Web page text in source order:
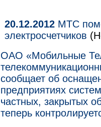
20.12.2012 МТС
электросчетчиков
ОАО «Мобильные
сообщает об
предприятиях
частных, закрытых
теперь